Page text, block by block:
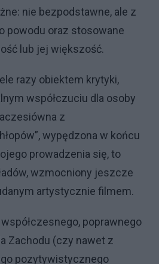
nie bezpodstawne, ale z
powodu oraz stosowane
lub jej większość.
razy obiektem krytyki,
współczuciu dla osoby
z
wypędzona w końcu
prowadzenia się, to
wzmocniony jeszcze
artystycznie filmem.
poprawnego
Zachodu (czy nawet z
pozytywistycznego